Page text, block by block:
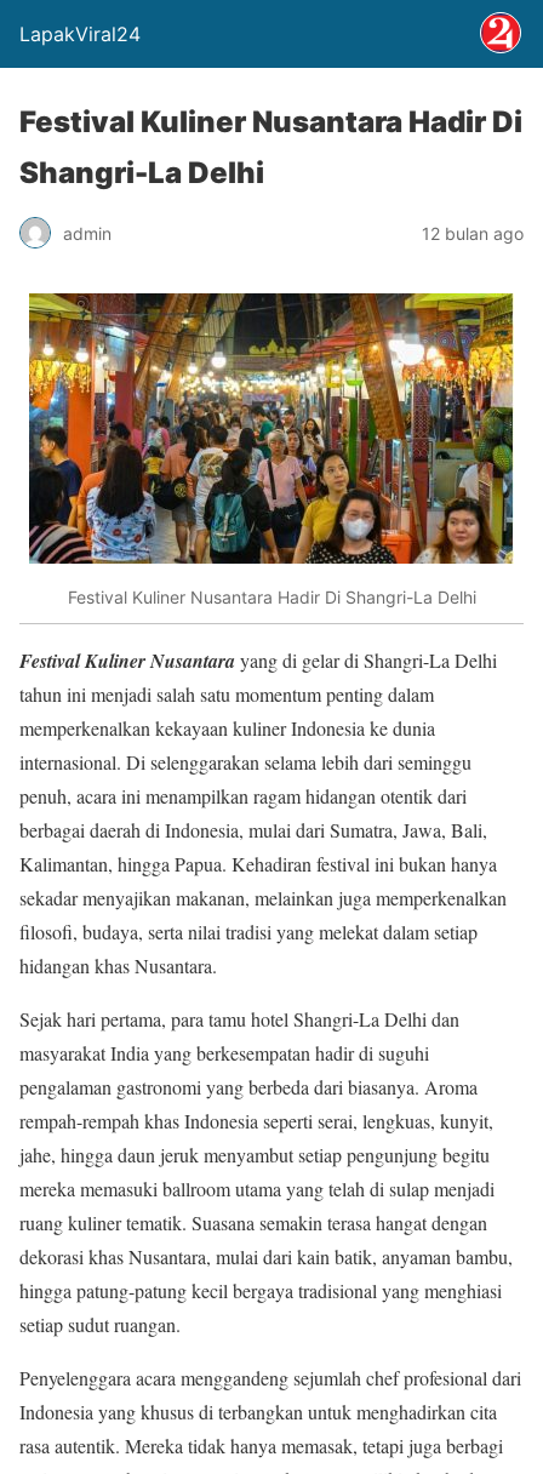
LapakViral24
Festival Kuliner Nusantara Hadir Di
Shangri-La Delhi
admin 12 bulan ago
Festival Kuliner Nusantara Hadir Di Shangri-La Delhi
Festival Kuliner Nusantarayang di gelar di Shangri-La Delhi
tahun ini menjadi salah satu momentum penting dalam
memperkenalkan kekayaan kuliner Indonesia ke dunia
internasional. Di selenggarakan selama lebih dari seminggu
penuh, acara ini menampilkan ragam hidangan otentik dari
berbagai daerah di Indonesia, mulai dari Sumatra, Jawa, Bali,
Kalimantan, hingga Papua. Kehadiran festival ini bukan hanya
sekadar menyajikan makanan, melainkan juga memperkenalkan
filosofi, budaya, serta nilai tradisi yang melekat dalam setiap
hidangan khas Nusantara.
Sejak hari pertama, para tamu hotel Shangri-La Delhi dan
masyarakat India yang berkesempatan hadir di suguhi
pengalaman gastronomi yang berbeda dari biasanya. Aroma
rempah-rempah khas Indonesia seperti serai, lengkuas, kunyit,
jahe, hingga daun jeruk menyambut setiap pengunjung begitu
mereka memasuki ballroom utama yang telah di sulap menjadi
ruang kuliner tematik. Suasana semakin terasa hangat dengan
dekorasi khas Nusantara, mulai dari kain batik, anyaman bambu,
hingga patung-patung kecil bergaya tradisional yang menghiasi
setiap sudut ruangan.
Penyelenggara acara menggandeng sejumlah chef profesional dari
Indonesia yang khusus di terbangkan untuk menghadirkan cita
rasa autentik. Mereka tidak hanya memasak, tetapi juga berbagi